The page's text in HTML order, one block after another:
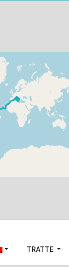
TRATTE